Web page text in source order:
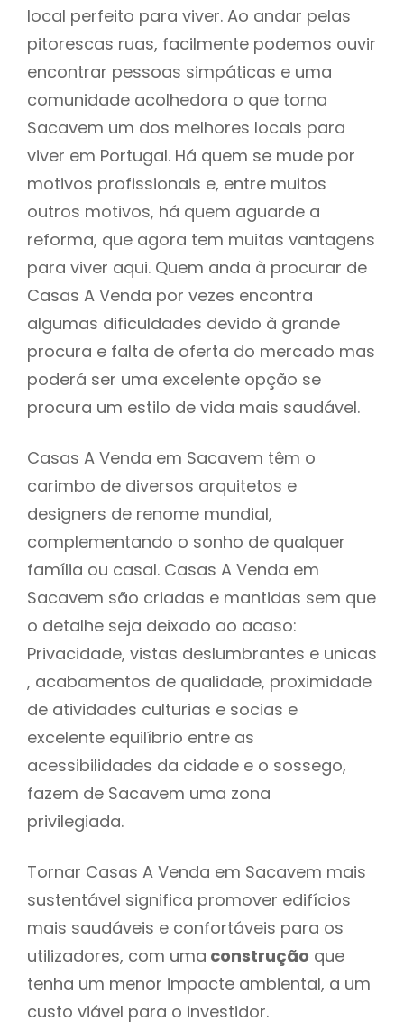
local perfeito para viver. Ao andar pelas
pitorescas ruas, facilmente podemos ouvir
encontrar pessoas simpáticas e uma
comunidade acolhedora o que torna
Sacavem um dos melhores locais para
viver em Portugal. Há quem se mude por
motivos profissionais e, entre muitos
outros motivos, há quem aguarde a
reforma, que agora tem muitas vantagens
para viver aqui. Quem anda à procurar de
Casas A Venda por vezes encontra
algumas dificuldades devido à grande
procura e falta de oferta do mercado mas
poderá ser uma excelente opção se
procura um estilo de vida mais saudável.
Casas A Venda em Sacavem têm o
carimbo de diversos arquitetos e
designers de renome mundial,
complementando o sonho de qualquer
família ou casal. Casas A Venda em
Sacavem são criadas e mantidas sem que
o detalhe seja deixado ao acaso:
Privacidade, vistas deslumbrantes e unicas
, acabamentos de qualidade, proximidade
de atividades culturias e socias e
excelente equilíbrio entre as
acessibilidades da cidade e o sossego,
fazem de Sacavem uma zona
privilegiada.
Tornar Casas A Venda em Sacavem mais
sustentável significa promover edifícios
mais saudáveis e confortáveis para os
utilizadores, com uma construção que
tenha um menor impacte ambiental, a um
custo viável para o investidor.